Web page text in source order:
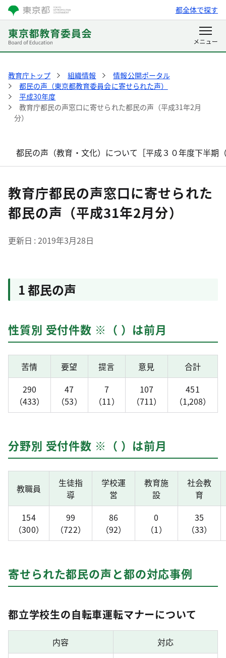
都全体で探す
教育庁トップ 組織情報
情報公開ポータル
都民の声（東京都教育委員会に寄せられた声）
平成30年度
教育庁都民の声窓口に寄せられた都民の声（平成31年2月
分）
都民の声（教育・文化）について［平成３０年度下半期
教育庁都民の声窓口に寄せられた
都民の声（平成31年2月分）
更新日 2019年3月28日
1 都民の声
性質別 受付件数 ※（ ）は前月
苦情 要望 提言 意見
合計
290
（433）
47
（53）
7
（11）
107
（711）
451
（1,208）
分野別 受付件数 ※（ ）は前月
教職員
生徒指
導
学校運
営
教育施
設
社会教
育
154
（300）
99
（722）
86
（92）
0
（1）
35
（33）
寄せられた都民の声と都の対応事例
都立学校生の自転車運転マナーについて
内容
対応